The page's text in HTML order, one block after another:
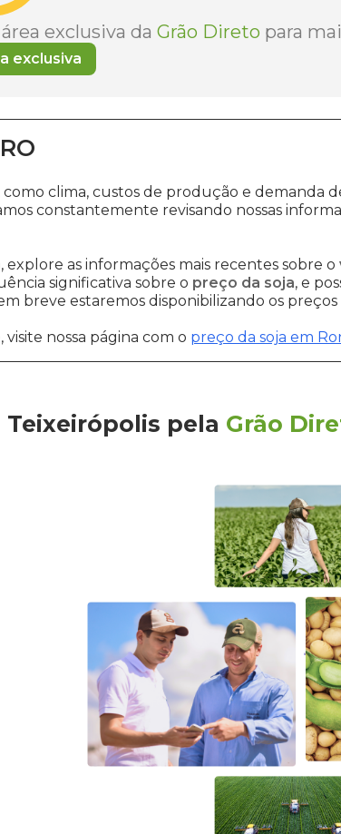
exclusiva da Grão Direto para
exclusiva
RO
clima, custos de produção e demanda
constantemente revisando nossas
as informações mais recentes sobre o
significativa sobre o preço da soja, e
breve estaremos disponibilizando os preços
visite nossa página com o preço da soja em
pela Grão